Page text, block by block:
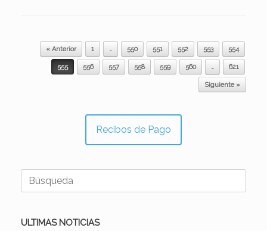
Navegador de artículos
« Anterior 1 … 550 551 552 553 554
555 556 557 558 559 560 … 621
Siguiente »
Recibos de Pago
Buscar:
ULTIMAS NOTICIAS